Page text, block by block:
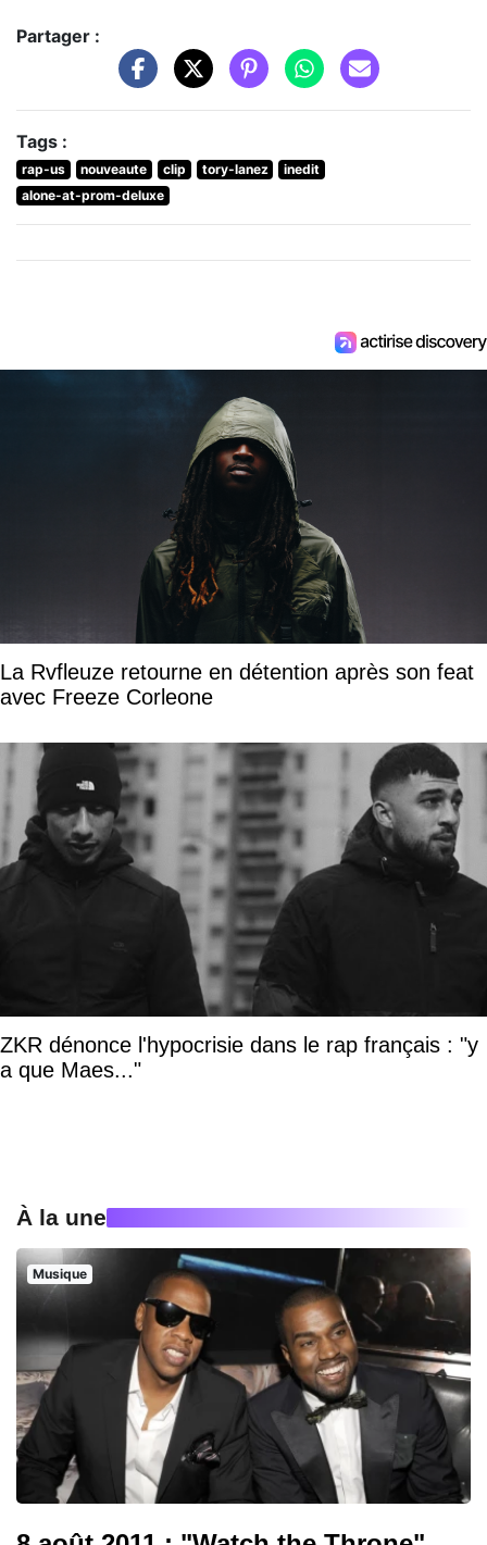
Partager :
Tags :
rap-us nouveaute clip tory-lanez
inedit
alone-at-prom-deluxe
La Rvfleuze retourne en détention après son feat
avec Freeze Corleone
ZKR dénonce l'hypocrisie dans le rap français : "y
a que Maes..."
À la une
Musique